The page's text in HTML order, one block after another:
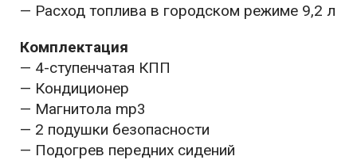
— Расход топлива в городском режиме 9,2 л
Комплектация
— 4-ступенчатая КПП
— Кондиционер
— Магнитола mp3
— 2 подушки безопасности
— Подогрев передних сидений